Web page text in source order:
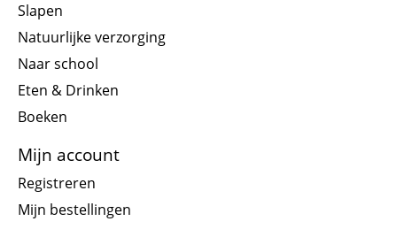
Slapen
Natuurlijke verzorging
Naar school
Eten & Drinken
Boeken
Mijn account
Registreren
Mijn bestellingen